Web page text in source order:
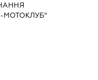
МОТОКЛУБ"